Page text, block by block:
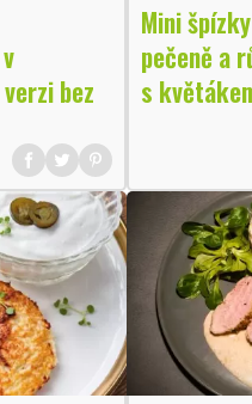
bez
Mini
pečeně a
s